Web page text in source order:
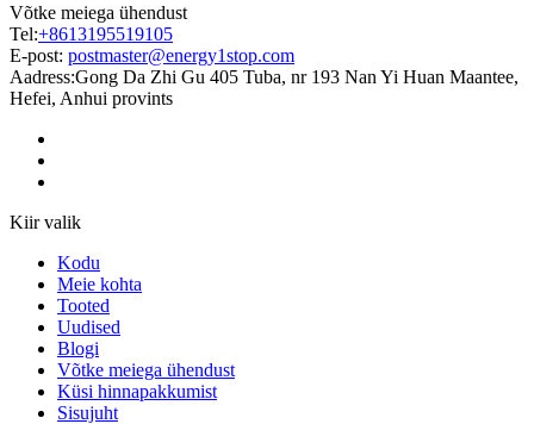
Võtke meiega ühendust
Tel:+8613195519105
E-post: postmaster@energy1stop.com
Aadress:Gong Da Zhi Gu 405 Tuba, nr 193 Nan Yi Huan Maantee,
Hefei, Anhui provints
Kiir valik
Kodu
Meie kohta
Tooted
Uudised
Blogi
Võtke meiega ühendust
Küsi hinnapakkumist
Sisujuht